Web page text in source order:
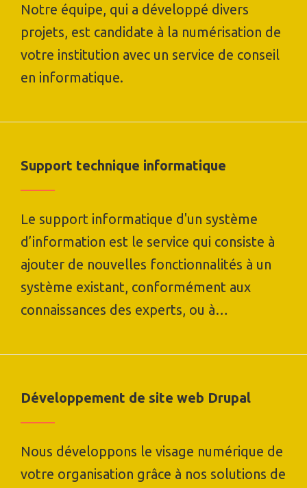
Notre équipe, qui a développé divers
projets, est candidate à la numérisation de
votre institution avec un service de conseil
en informatique.
Support technique informatique
Le support informatique d'un système
d’information est le service qui consiste à
ajouter de nouvelles fonctionnalités à un
système existant, conformément aux
connaissances des experts, ou à…
Développement de site web Drupal
Nous développons le visage numérique de
votre organisation grâce à nos solutions de